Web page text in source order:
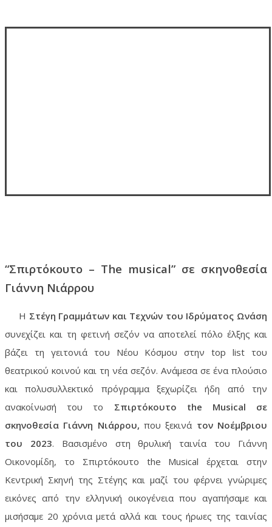
“Σπιρτόκουτο – The musical” σε σκηνοθεσία
Γιάννη Νιάρρου
Η Στέγη Γραμμάτων και Τεχνών του Ιδρύματος Ωνάση
συνεχίζει και τη φετινή σεζόν να αποτελεί πόλο έλξης και
βάζει τη γειτονιά του Νέου Κόσμου στηνtop list του
θεατρικού κοινού και τη νέα σεζόν. Ανάμεσα σε ένα πλούσιο
και πολυσυλλεκτικό πρόγραμμα ξεχωρίζει ήδη από την
ανακοίνωσή του το Σπιρτόκουτο the Musical σε
σκηνοθεσία Γιάννη Νιάρρου, που ξεκινά τον Νοέμβριου
του 2023. Βασισμένο στη θρυλική ταινία του Γιάννη
Οικονομίδη, το Σπιρτόκουτο the Musical έρχεται στην
Κεντρική Σκηνή της Στέγης και μαζί του φέρνει γνώριμες
εικόνες από την ελληνική οικογένεια που αγαπήσαμε και
μισήσαμε 20 χρόνια μετά αλλά και τους ήρωες της ταινίας